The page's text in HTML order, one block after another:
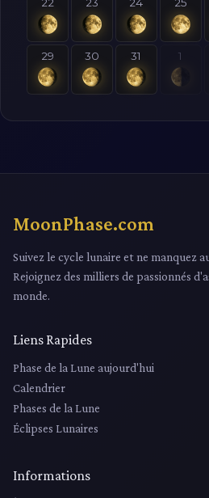
22 23 24 25
29 30 31 1
MoonPhase.com
Suivez le cycle lunaire et ne manquez
Rejoignez des milliers de passionnés
monde.
Liens Rapides
Phase de la Lune aujourd'hui
Calendrier
Phases de la Lune
Éclipses Lunaires
Informations